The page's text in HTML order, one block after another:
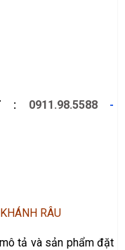
: 0911.98.5588-
RÂU
tả và sản phẩm đặt